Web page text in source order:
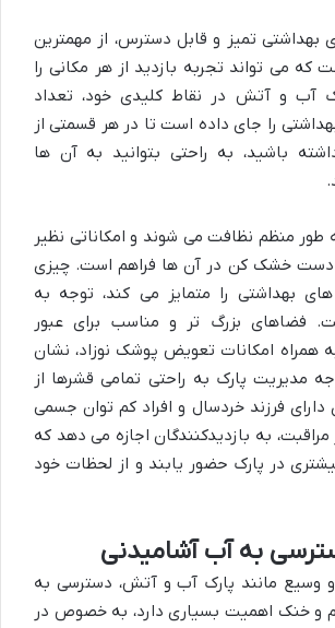
تمیز و قابل دسترس، از مهمترین
که می تواند تجربه بازدید از هر مکانی را
آب و آتش در نقاط کلیدی خود، تعداد
را جای داده است تا در هر قسمتی از
باشید، به راحتی بتوانید به آن ها
منظم نظافت می شوند و امکاناتی نظیر
دست خشک کن در آن ها فراهم است. چیزی
بهداشتی را متمایز می کند، توجه به
فضاهای بزرگ تر و مناسب برای عبور
همراه امکانات تعویض پوشک نوزاد، نشان
مدیریت پارک به راحتی تمامی قشرها از
دارای فرزند خردسال و افراد کم توان جسمی
به بازدیدکنندگان اجازه می دهد که
در پارک حضور یابند و از لحظات خود
به آب آشامیدنی
وسیع مانند پارک آب و آتش، دسترسی به
و خنک اهمیت بسیاری دارد، به خصوص در